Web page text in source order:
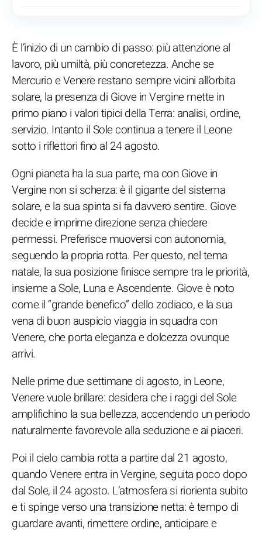
È l’inizio di un cambio di passo: più attenzione al
lavoro, più umiltà, più concretezza. Anche se
Mercurio e Venere restano sempre vicini all’orbita
solare, la presenza di Giove in Vergine mette in
primo piano i valori tipici della Terra: analisi, ordine,
servizio. Intanto il Sole continua a tenere il Leone
sotto i riflettori fino al 24 agosto.
Ogni pianeta ha la sua parte, ma con Giove in
Vergine non si scherza: è il gigante del sistema
solare, e la sua spinta si fa davvero sentire. Giove
decide e imprime direzione senza chiedere
permessi. Preferisce muoversi con autonomia,
seguendo la propria rotta. Per questo, nel tema
natale, la sua posizione finisce sempre tra le priorità,
insieme a Sole, Luna e Ascendente. Giove è noto
come il “grande benefico” dello zodiaco, e la sua
vena di buon auspicio viaggia in squadra con
Venere, che porta eleganza e dolcezza ovunque
arrivi.
Nelle prime due settimane di agosto, in Leone,
Venere vuole brillare: desidera che i raggi del Sole
amplifichino la sua bellezza, accendendo un periodo
naturalmente favorevole alla seduzione e ai piaceri.
Poi il cielo cambia rotta a partire dal 21 agosto,
quando Venere entra in Vergine, seguita poco dopo
dal Sole, il 24 agosto. L’atmosfera si riorienta subito
e ti spinge verso una transizione netta: è tempo di
guardare avanti, rimettere ordine, anticipare e